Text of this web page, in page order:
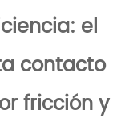
el
contacto
fricción y